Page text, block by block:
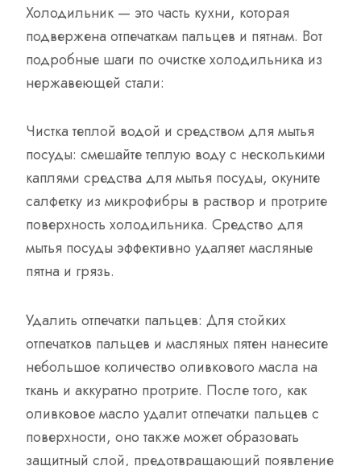
Холодильник — это часть кухни, которая
подвержена отпечаткам пальцев и пятнам. Вот
подробные шаги по очистке холодильника из
нержавеющей стали:
Чистка теплой водой и средством для мытья
посуды: смешайте теплую воду с несколькими
каплями средства для мытья посуды, окуните
салфетку из микрофибры в раствор и протрите
поверхность холодильника. Средство для
мытья посуды эффективно удаляет масляные
пятна и грязь.
Удалить отпечатки пальцев: Для стойких
отпечатков пальцев и масляных пятен нанесите
небольшое количество оливкового масла на
ткань и аккуратно протрите. После того, как
оливковое масло удалит отпечатки пальцев с
поверхности, оно также может образовать
защитный слой, предотвращающий появление